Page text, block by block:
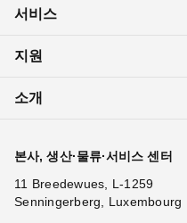
서비스
지원
소개
본사, 생산·물류·서비스 센터
11 Breedewues, L-1259
Senningerberg, Luxembourg